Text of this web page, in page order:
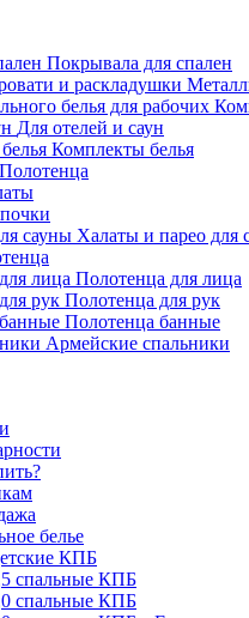
Покрывала для спален
Для отелей и саун
Комплекты белья
Полотенца
Халаты и парео для
Полотенца для лица
Полотенца для рук
Полотенца банные
Армейские спальники
белье
КПБ
спальные КПБ
спальные КПБ